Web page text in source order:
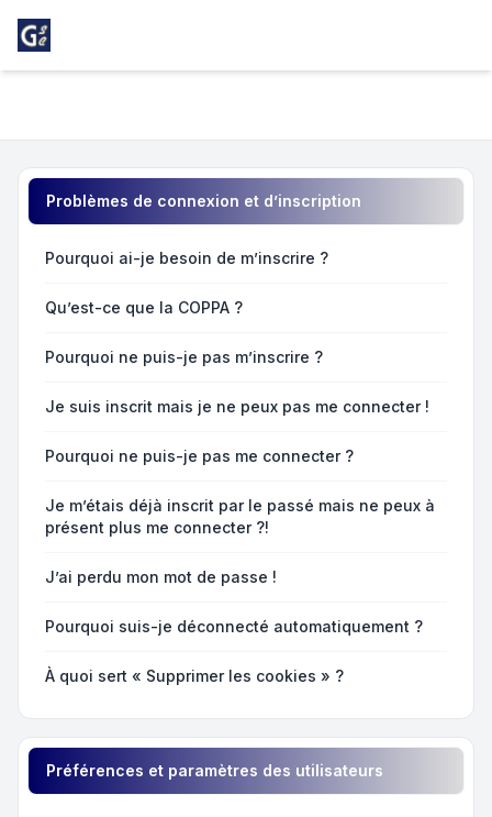
Foire aux questions
Problèmes de connexion et d’inscription
Pourquoi ai-je besoin de m’inscrire ?
Qu’est-ce que la COPPA ?
Pourquoi ne puis-je pas m’inscrire ?
Je suis inscrit mais je ne peux pas me connecter !
Pourquoi ne puis-je pas me connecter ?
Je m’étais déjà inscrit par le passé mais ne peux à
présent plus me connecter ?!
J’ai perdu mon mot de passe !
Pourquoi suis-je déconnecté automatiquement ?
À quoi sert « Supprimer les cookies » ?
Préférences et paramètres des utilisateurs